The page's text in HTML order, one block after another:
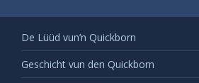
De Lüüd vun’n Quickborn
Geschicht vun den Quickborn